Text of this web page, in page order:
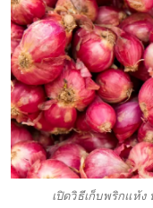
เปิดวิธีเก็บพริกแห้